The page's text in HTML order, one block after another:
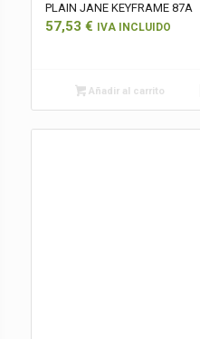
PLAIN JANE KEYFRAME 87A
57,53 € IVA INCLUIDO
Añadir al carrito